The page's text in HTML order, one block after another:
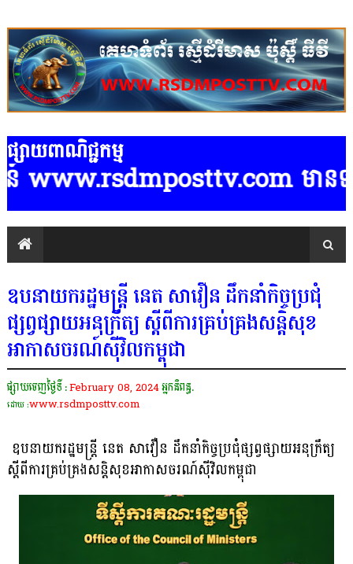
ផ្សាយពាណិជ្ជកម្ម
មានទទួល
ឧបនាយករដ្ឋមន្ដ្រី នេត សាវឿន ដឹកនាំកិច្ចប្រជុំ
ផ្សព្វផ្សាយអនុក្រឹត្យ ស្ដីពីការគ្រប់គ្រងសន្ដិសុខ
អាកាសចរណ៍ស៉ីវិលកម្ពុជា
ផ្សាយចេញថ្ងៃទី :February 08, 2024អ្នកនិពន្ធ.
ដោយ :www.rsdmposttv.com
ឧបនាយករដ្ឋមន្ដ្រី នេត សាវឿន ដឹកនាំកិច្ចប្រជុំផ្សព្វផ្សាយអនុក្រឹត្យ
ស្ដីពីការគ្រប់គ្រងសន្ដិសុខអាកាសចរណ៍ស៉ីវិលកម្ពុជា